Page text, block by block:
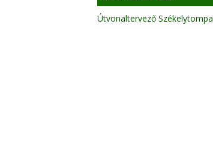
Útvonaltervező Székelytompa